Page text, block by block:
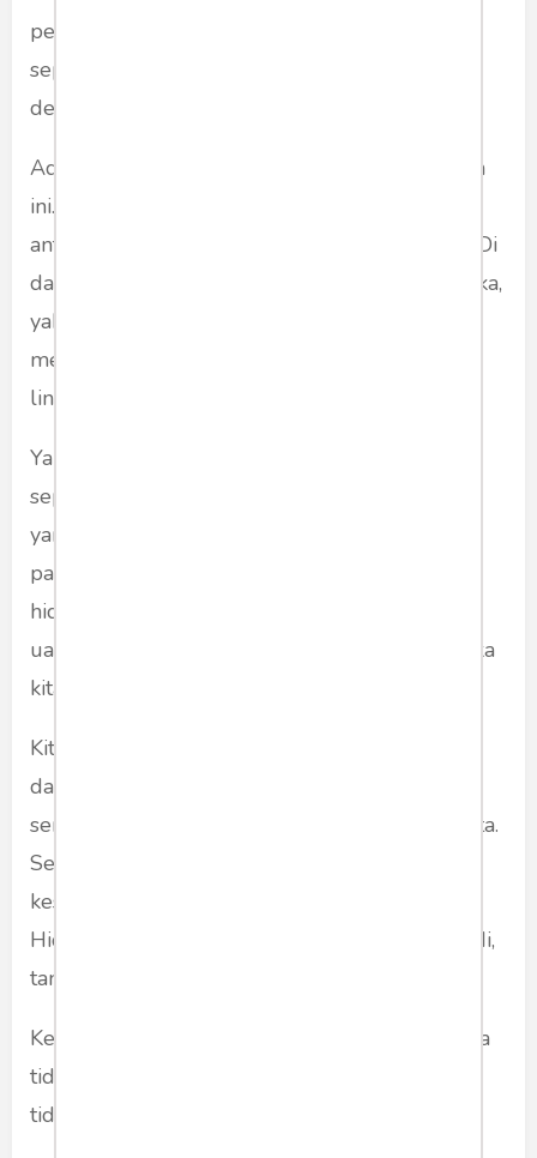
percuma. Bahagia datang sebentar. Namun,
seperti embun pagi tersiram mentari, ia pergi
dengan begitu cepat.
Ada dua cara untuk keluar dari lingkaran setan
ini. Pertama, kita perlu melakukan pembedaan
antara apa yang tetap, dan apa yang berubah. Di
dalam tradisi Dharma, ini disebut sebagai Viveka,
yakni menimbang dengan akal sehat. Ini
merupakan syarat untuk terbebaskan dari
lingkaran setan kehidupan.
Yang berubah tidaklah layak untuk dikejar. Itu
seperti angin yang datang dan pergi. Segala
yang berubah itu begitu rapuh, seperti embun
pagi tersiram mentari. Jika kita menyandarkan
hidup kita pada hal-hal yang berubah, seperti
uang, nama besar, kenikmatan dan agama, maka
kita akan kecewa pada akhirnya.
Kita perlu menemukan yang tak berubah di
dalam diri kita. Ada sesuatu yang mengamati
semua pengalaman batin, pikiran dan emosi kita.
Sesuatu itu tetap, damai dan stabil. Ia adalah
kesadaran murni (pure awareness), atau “Sang
Hidup” yang mengamati segala hal yang terjadi,
tanpa campur tangan.
Kesadaran murni ini berada di dalam diri kita. Ia
tidak ada di luar. Ia tidak ada di tempat suci. Ia
tidak ada di rumah ibadah, apapun agamanya.